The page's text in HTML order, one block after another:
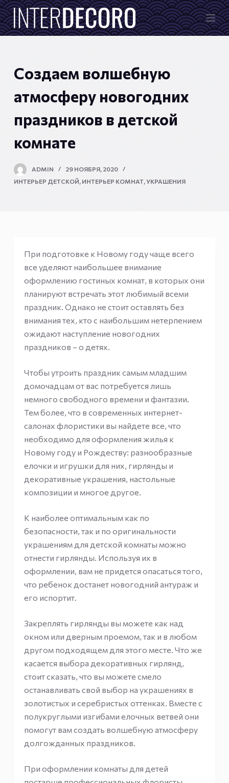
П
е
р
к
Создаем волшебную
атмосферу новогодних
праздников в детской
комнате
ADMIN
29 НОЯБРЯ, 2020
ИНТЕРЬЕР ДЕТСКОЙ, ИНТЕРЬЕР КОМНАТ, УКРАШЕНИЯ
При подготовке к Новому году чаще всего
все уделяют наибольшее внимание
оформлению гостиных комнат, в которых они
планируют встречать этот любимый всеми
праздник. Однако не стоит оставлять без
внимания тех, кто с наибольшим нетерпением
ожидают наступление новогодних
праздников – о детях.
Чтобы утроить праздник самым младшим
домочадцам от вас потребуется лишь
немного свободного времени и фантазии.
Тем более, что в современных интернет-
салонах флористики вы найдете все, что
необходимо для оформления жилья к
Новому году и Рождеству: разнообразные
елочки и игрушки для них, гирлянды и
декоративные украшения, настольные
композиции и многое другое.
К наиболее оптимальным как по
безопасности, так и по оригинальности
украшениям для детской комнаты можно
отнести гирлянды. Используя их в
оформлении, вам не придется опасаться того,
что ребенок достанет новогодний антураж и
его испортит.
Закреплять гирлянды вы можете как над
окном или дверным проемом, так и в любом
другом подходящем для этого месте. Что же
касается выбора декоративных гирлянд,
стоит сказать, что вы можете смело
останавливать свой выбор на украшениях в
золотистых и серебристых оттенках. Вместе с
полукруглыми изгибами елочных ветвей они
помогут вам создать волшебную атмосферу
долгожданных праздников.
При оформлении комнаты для детей